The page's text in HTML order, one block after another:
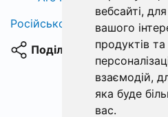
вебсайті,
вашого
продуктів та
взаємодій,
яка буде
вас.
Російською
Поділитися